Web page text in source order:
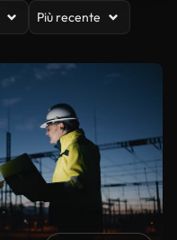
Più recente